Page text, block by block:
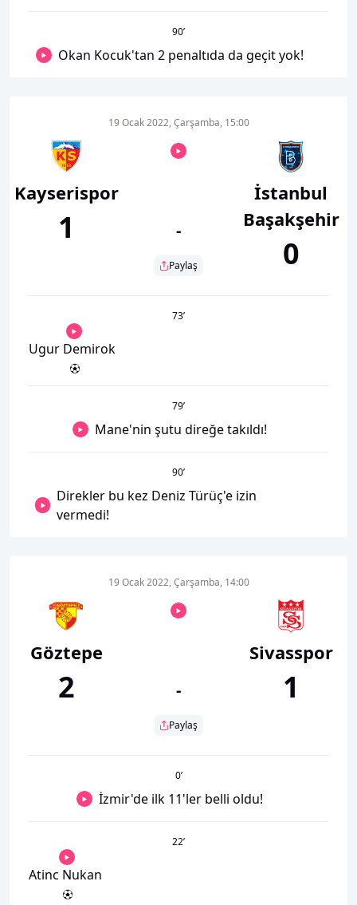
90’
Okan Kocuk'tan 2 penaltıda da geçit yok!
Kayserispor
1
19 Ocak 2022, Çarşamba, 15:00
-
Paylaş
İstanbul
Başakşehir
0
73’
Ugur Demirok
79’
Mane'nin şutu direğe takıldı!
90’
Direkler bu kez Deniz Türüç'e izin
vermedi!
Göztepe
2
19 Ocak 2022, Çarşamba, 14:00
-
Paylaş
Sivasspor
1
0’
İzmir'de ilk 11'ler belli oldu!
22’
Atinc Nukan